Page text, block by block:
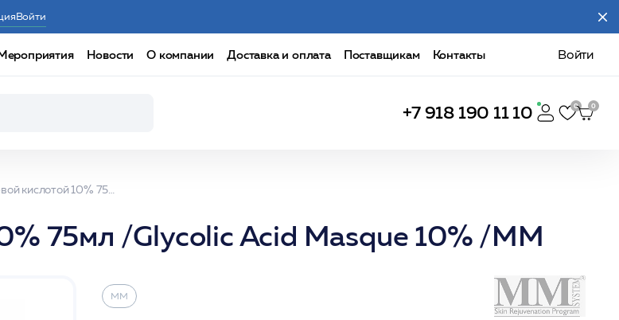
Войти
Новости О компании Доставка и оплата Поставщикам Контакты Войти
+7 918 190 11 10
75мл /Glycolic Acid Masque 10% /MM
ММ